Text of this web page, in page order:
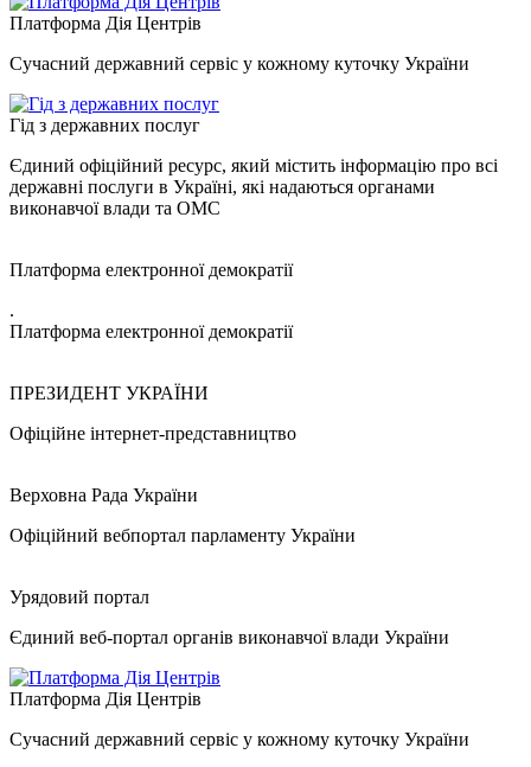
Платформа Дія Центрів
Сучасний державний сервіс у кожному куточку України
Гід з державних послуг
Єдиний офіційний ресурс, який містить інформацію про всі
державні послуги в Україні, які надаються органами
виконавчої влади та ОМС
Платформа електронної демократії
.
Платформа електронної демократії
ПРЕЗИДЕНТ УКРАЇНИ
Офіційне інтернет-представництво
Верховна Рада України
Офіційний вебпортал парламенту України
Урядовий портал
Єдиний веб-портал органів виконавчої влади України
Платформа Дія Центрів
Сучасний державний сервіс у кожному куточку України